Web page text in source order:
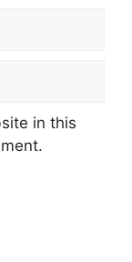
in this